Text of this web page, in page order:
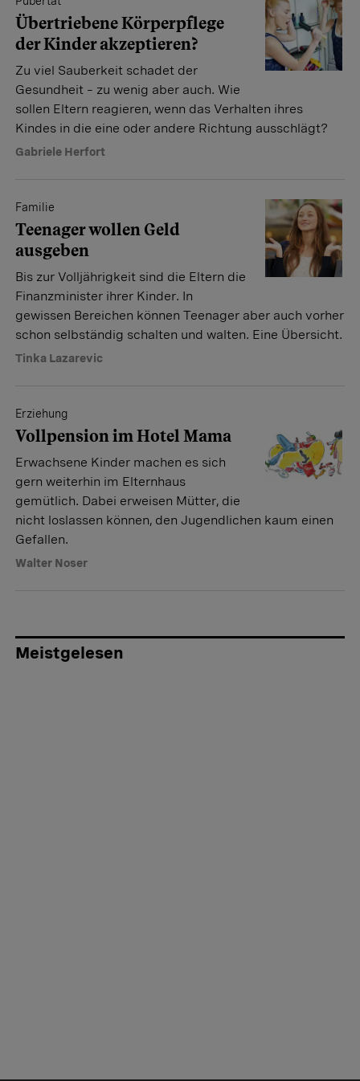
Übertriebene Körperpflege
der Kinder akzeptieren?
Zu viel Sauberkeit schadet der
Gesundheit – zu wenig aber auch. Wie
sollen Eltern reagieren, wenn das Verhalten ihres
Kindes in die eine oder andere Richtung ausschlägt?
Gabriele Herfort
Familie
Teenager wollen Geld
ausgeben
Bis zur Volljährigkeit sind die Eltern die
Finanzminister ihrer Kinder. In
gewissen Bereichen können Teenager aber auch vorher
schon selbständig schalten und walten. Eine Übersicht.
Tinka Lazarevic
Erziehung
Vollpension im Hotel Mama
Erwachsene Kinder machen es sich
gern weiterhin im Elternhaus
gemütlich. Dabei erweisen Mütter, die
nicht loslassen können, den Jugendlichen kaum einen
Gefallen.
Walter Noser
Meistgelesen